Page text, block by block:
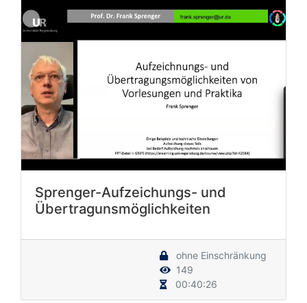
Sprenger-Aufzeichungs- und
Übertragunsmöglichkeiten
ohne Einschränkung
149
00:40:26